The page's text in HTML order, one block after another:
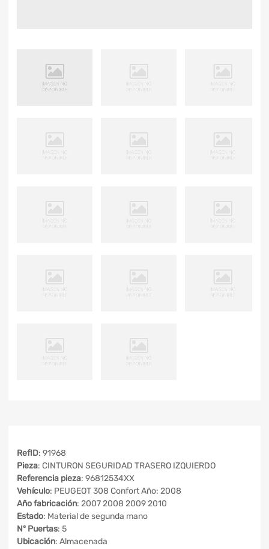
RefID: 91968
Pieza: CINTURON SEGURIDAD TRASERO IZQUIERDO
Referencia pieza: 96812534XX
Vehículo: PEUGEOT 308 Confort Año: 2008
Año fabricación: 2007 2008 2009 2010
Estado: Material de segunda mano
Nº Puertas: 5
Ubicación: Almacenada